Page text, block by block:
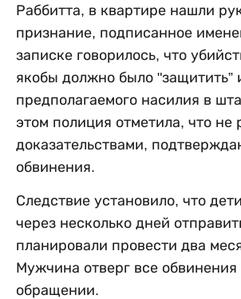
Раббитта, в квартире нашли
признание, подписанное
записке говорилось, что
якобы должно было "защитить”
предполагаемого насилия в
этом полиция отметила, что не
доказательствами,
обвинения.
Следствие установило, что
через несколько дней
планировали провести два
Мужчина отверг все
обращении.